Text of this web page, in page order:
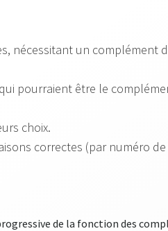
nécessitant un complément
pourraient être le
choix.
correctes (par numéro
de la fonction des